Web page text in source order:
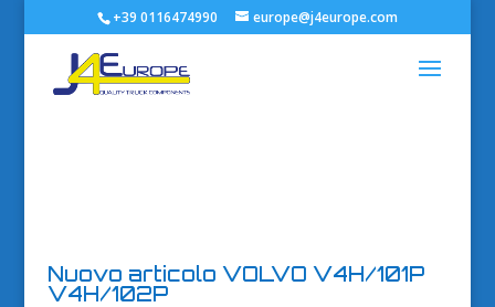
+39 0116474990 europe@j4europe.com
Nuovo articolo VOLVO V4H/101P
V4H/102P